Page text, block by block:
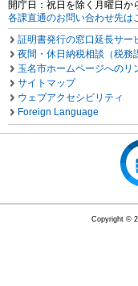
開庁日：祝日を除く月曜日か
各課直通のお問い合わせ先は
証明書発行の窓口延長サー
夜間・休日納税相談（税務
玉名市ホームページへのリ
サイトマップ
ウェブアクセシビリティ
Foreign Language
Copyright ©